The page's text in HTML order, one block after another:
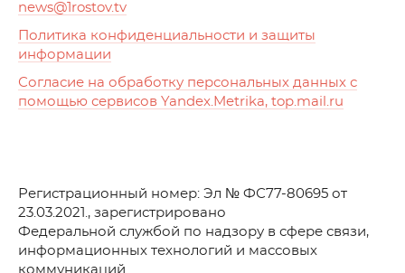
news@1rostov.tv
Политика конфиденциальности и защиты
информации
Согласие на обработку персональных данных с
помощью сервисов Yandex.Metrika, top.mail.ru
Регистрационный номер: Эл № ФС77-80695 от
23.03.2021., зарегистрировано
Федеральной службой по надзору в сфере связи,
информационных технологий и массовых
коммуникаций.